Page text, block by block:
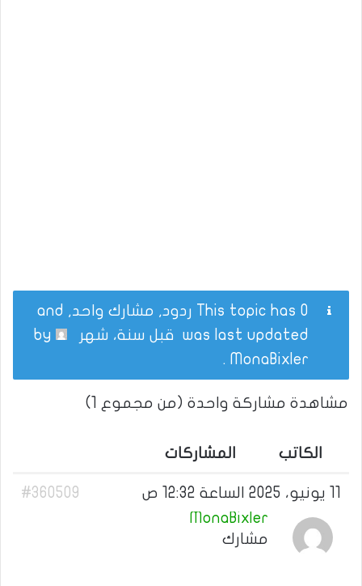
This topic has 0 ردود, مشارك واحد, and
was last updated قبل سنة، شهر
MonaBixler
.
مشاهدة مشاركة واحدة (من مجموع 1)
الكاتب المشاركات
#360509
MonaBixler
مشارك